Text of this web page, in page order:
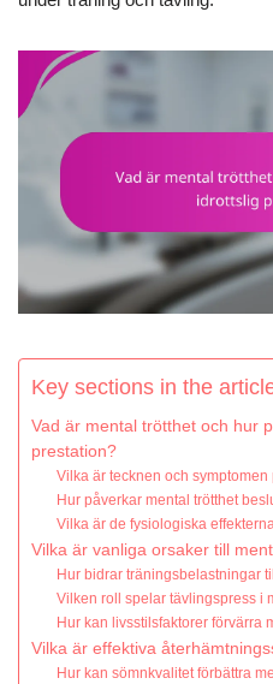
Key sections in the
Vad är mental trötthet och hur
prestation?
Vilka är tecknen och
Hur påverkar mental trötthet
Vilka är de fysiologiska
Vilka är vanliga orsaker till
Hur bidrar träningsbelastningar
Vilken roll spelar tävlingspress i
Hur kan livsstilsfaktorer förvärra
Vilka är effektiva
Hur kan sömnkvalitet förbättra